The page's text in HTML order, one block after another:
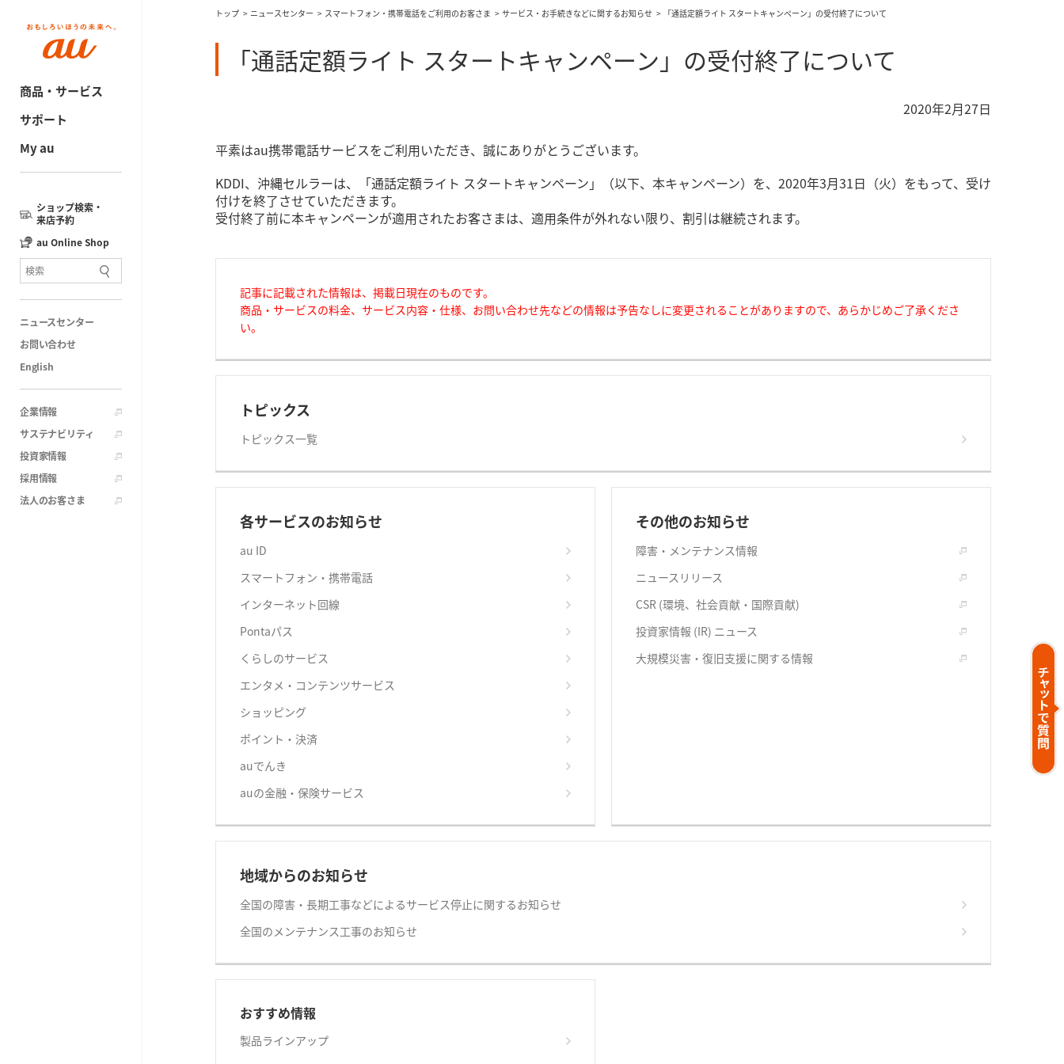
商品・サービス
サポート
My au
ショップ検索・
来店予約
au Online Shop
ニュースセンター
お問い合わせ
English
企業情報
サステナビリティ
投資家情報
採用情報
法人のお客さま
トップ ニュースセンター スマートフォン・携帯電話をご利用のお客さま サービス・お手続きなどに関するお知らせ 「通話定額ライト スタートキャンペーン」の受付終了について
「通話定額ライト スタートキャンペーン」の受付終了について
2020年2月27日
平素はau携帯電話サービスをご利用いただき、誠にありがとうございます。
KDDI、沖縄セルラーは、「通話定額ライト スタートキャンペーン」（以下、本キャンペーン）を、2020年3月31日（火）をもって、受け
付けを終了させていただきます。
受付終了前に本キャンペーンが適用されたお客さまは、適用条件が外れない限り、割引は継続されます。
記事に記載された情報は、掲載日現在のものです。
商品・サービスの料金、サービス内容・仕様、お問い合わせ先などの情報は予告なしに変更されることがありますので、あらかじめご了承くださ
い。
トピックス
トピックス一覧
各サービスのお知らせ
au ID
スマートフォン・携帯電話
インターネット回線
Pontaパス
くらしのサービス
エンタメ・コンテンツサービス
ショッピング
ポイント・決済
auでんき
auの金融・保険サービス
その他のお知らせ
障害・メンテナンス情報
ニュースリリース
CSR (環境、社会貢献・国際貢献)
投資家情報 (IR) ニュース
大規模災害・復旧支援に関する情報
地域からのお知らせ
全国の障害・長期工事などによるサービス停止に関するお知らせ
全国のメンテナンス工事のお知らせ
おすすめ情報
製品ラインアップ